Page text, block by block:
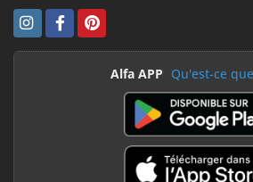
Alfa APP Qu'est-ce